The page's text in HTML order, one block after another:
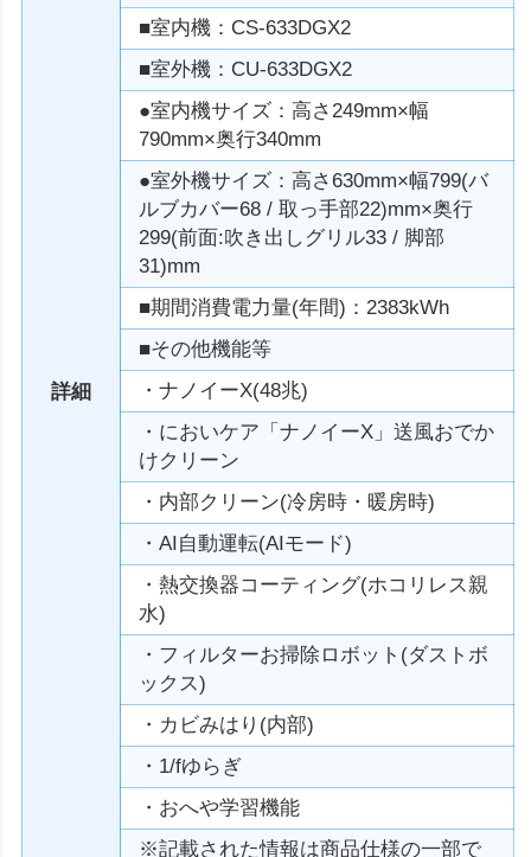
詳細
■室内機：CS-633DGX2
■室外機：CU-633DGX2
●室内機サイズ：高さ249mm×幅
790mm×奥行340mm
●室外機サイズ：高さ630mm×幅799(バ
ルブカバー68 / 取っ手部22)mm×奥行
299(前面:吹き出しグリル33 / 脚部
31)mm
■期間消費電力量(年間)：2383kWh
■その他機能等
・ナノイーX(48兆)
・においケア「ナノイーX」送風おでか
けクリーン
・内部クリーン(冷房時・暖房時)
・AI自動運転(AIモード)
・熱交換器コーティング(ホコリレス親
水)
・フィルターお掃除ロボット(ダストボ
ックス)
・カビみはり(内部)
・1/fゆらぎ
・おへや学習機能
※記載された情報は商品仕様の一部で